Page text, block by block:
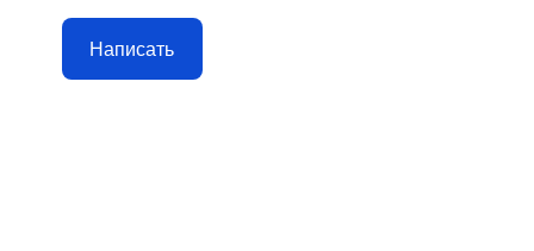
Написать